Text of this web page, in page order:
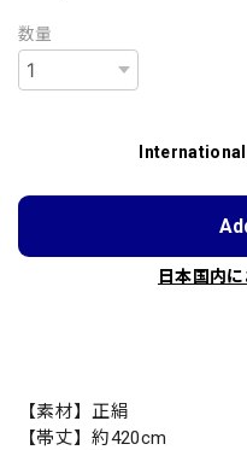
数量
日本国内
【素材】正絹
【帯丈】約420cm